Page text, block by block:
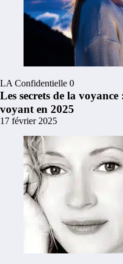
LA Confidentielle 0
Les secrets de la
voyant en 2025
17 février 2025